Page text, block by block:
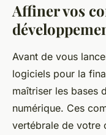
Affiner vos
Avant de vous
logiciels pour la
maîtriser les bases
numérique. Ces
vertébrale de votre